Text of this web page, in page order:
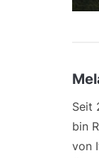
Seit
bin
von